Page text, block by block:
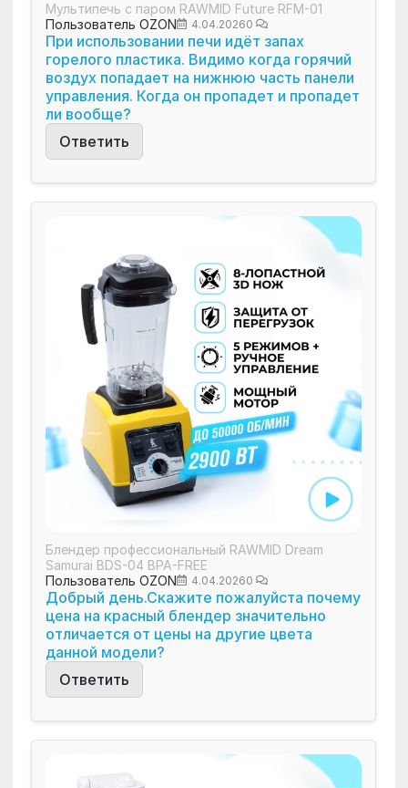
Мультипечь с паром RAWMID Future RFM-01
Пользователь OZON
4.04.20260
При использовании печи идёт запах
горелого пластика. Видимо когда горячий
воздух попадает на нижнюю часть панели
управления. Когда он пропадет и пропадет
ли вообще?
Ответить
Блендер профессиональный RAWMID Dream
Samurai BDS-04 BPA-FREE
Пользователь OZON
4.04.20260
Добрый день.Скажите пожалуйста почему
цена на красный блендер значительно
отличается от цены на другие цвета
данной модели?
Ответить